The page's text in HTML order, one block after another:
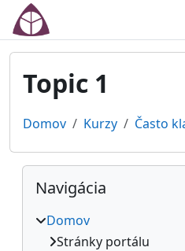
Preskočiť na hlavný obsah
Topic 1
Domov Kurzy Často
Bloky
Preskočiť Navigácia
Navigácia
Domov
Stránky portálu